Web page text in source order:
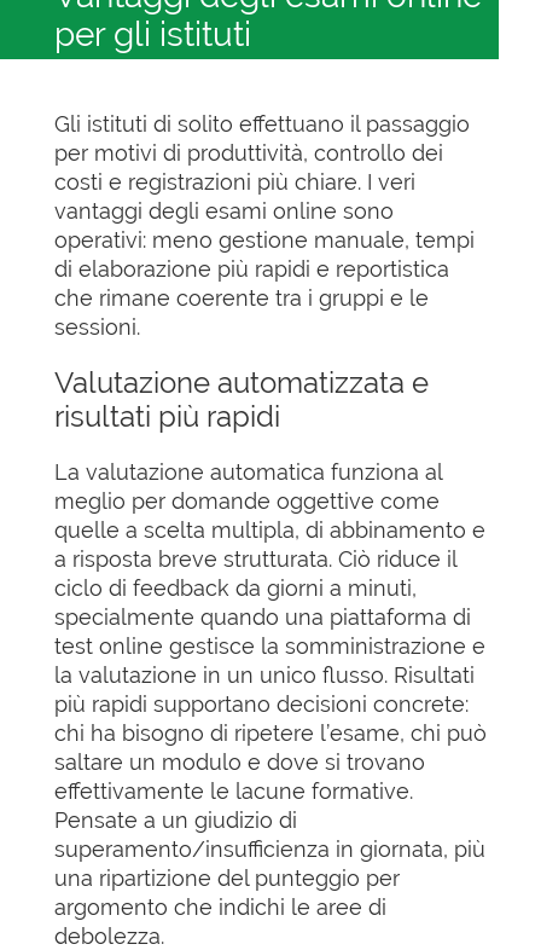
per gli istituti
Gli istituti di solito effettuano il passaggio
per motivi di produttività, controllo dei
costi e registrazioni più chiare. I veri
vantaggi degli esami online sono
operativi: meno gestione manuale, tempi
di elaborazione più rapidi e reportistica
che rimane coerente tra i gruppi e le
sessioni.
Valutazione automatizzata e
risultati più rapidi
La valutazione automatica funziona al
meglio per domande oggettive come
quelle a scelta multipla, di abbinamento e
a risposta breve strutturata. Ciò riduce il
ciclo di feedback da giorni a minuti,
specialmente quando una piattaforma di
test online gestisce la somministrazione e
la valutazione in un unico flusso. Risultati
più rapidi supportano decisioni concrete:
chi ha bisogno di ripetere l’esame, chi può
saltare un modulo e dove si trovano
effettivamente le lacune formative.
Pensate a un giudizio di
superamento/insufficienza in giornata, più
una ripartizione del punteggio per
argomento che indichi le aree di
debolezza.